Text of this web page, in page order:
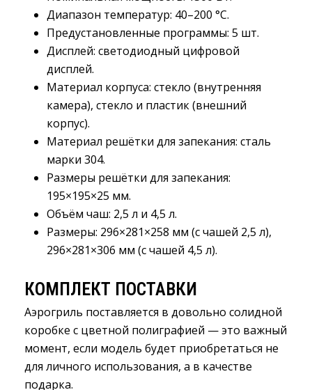
Диапазон температур: 40–200 °С.
Предустановленные программы: 5 шт.
Дисплей: светодиодный цифровой
дисплей.
Материал корпуса: стекло (внутренняя
камера), стекло и пластик (внешний
корпус).
Материал решётки для запекания: сталь
марки 304.
Размеры решётки для запекания:
195×195×25 мм.
Объём чаш: 2,5 л и 4,5 л.
Размеры: 296×281×258 мм (с чашей 2,5 л),
296×281×306 мм (с чашей 4,5 л).
КОМПЛЕКТ ПОСТАВКИ
Аэрогриль поставляется в довольно солидной
коробке с цветной полиграфией — это важный
момент, если модель будет приобретаться не
для личного использования, а в качестве
подарка.